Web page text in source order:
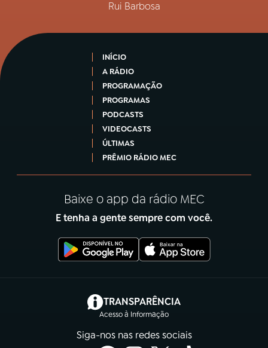
Rui Barbosa
INÍCIO
A RÁDIO
PROGRAMAÇÃO
PROGRAMAS
PODCASTS
VIDEOCASTS
ÚLTIMAS
PRÊMIO RÁDIO MEC
Baixe o app da rádio MEC
E tenha a gente sempre com você.
TRANSPARÊNCIA
Acesso à Informação
(abre em nova aba)
Siga-nos nas redes sociais